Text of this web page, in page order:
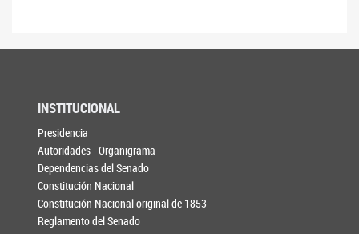
INSTITUCIONAL
Presidencia
Autoridades - Organigrama
Dependencias del Senado
Constitución Nacional
Constitución Nacional original de 1853
Reglamento del Senado